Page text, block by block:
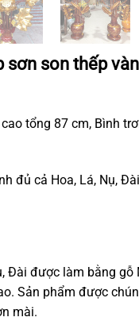
sơn son thếp
tổng 87 cm, Bình
đủ cả Hoa, Lá, Nụ,
Đài được làm bằng gỗ
Sản phẩm được
mài.